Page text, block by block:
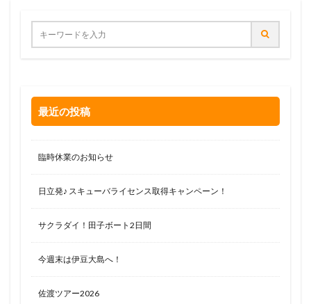
最近の投稿
臨時休業のお知らせ
日立発♪ スキューバライセンス取得キャンペーン！
サクラダイ！田子ボート2日間
今週末は伊豆大島へ！
佐渡ツアー2026